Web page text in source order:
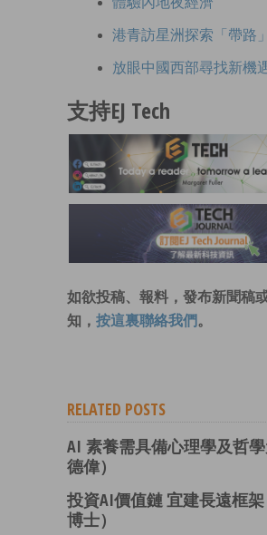
港青訪星洲探索「帶路
放眼中國西部尋找新機
支持EJ Tech
如欲投稿、報料，發布新聞稿
知， 按這裏聯絡我們 。
RELATED POSTS
AI 素養需具備心理學及哲
德偉）
投資AI價值鏈 宜建長遠框
博士）